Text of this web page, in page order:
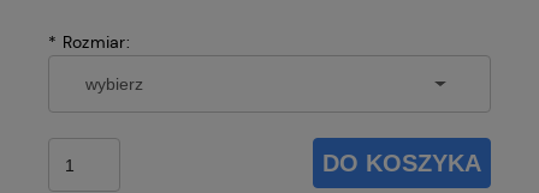
* Rozmiar:
DO KOSZYKA